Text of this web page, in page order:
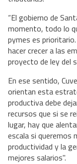
“El gobierno de
momento, todo lo
pymes es
hacer crecer a las
proyecto de ley del
En ese sentido,
orientan esta
productiva debe
recursos que si se
lugar, hay que
escala si queremos
productividad y la
mejores salarios".